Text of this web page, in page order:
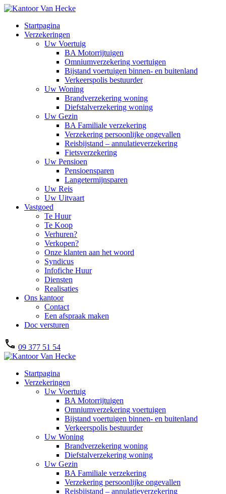
Startpagina
Verzekeringen
Uw Voertuig
BA Motorrijtuigen
Omniumverzekering voertuigen
Bijstand voertuigen binnen- en buitenland
Verkeerspolis bestuurder
Uw Woning
Brandverzekering woning
Diefstalverzekering woning
Uw Gezin
BA Familiale verzekering
Verzekering persoonlijke ongevallen
Reisbijstand – annulatieverzekering
Fietsverzekering
Uw Pensioen
Pensioensparen
Langetermijnsparen
Uw Reis
Uw Uitvaart
Vastgoed
Te Huur
Te Koop
Verhuren?
Verkopen?
Onze klanten aan het woord
Syndicus
Infofiche Huur
Diensten
Realisaties
Ons kantoor
Contact
Een afspraak maken
Doc versturen
09 377 51 54
Startpagina
Verzekeringen
Uw Voertuig
BA Motorrijtuigen
Omniumverzekering voertuigen
Bijstand voertuigen binnen- en buitenland
Verkeerspolis bestuurder
Uw Woning
Brandverzekering woning
Diefstalverzekering woning
Uw Gezin
BA Familiale verzekering
Verzekering persoonlijke ongevallen
Reisbijstand – annulatieverzekering